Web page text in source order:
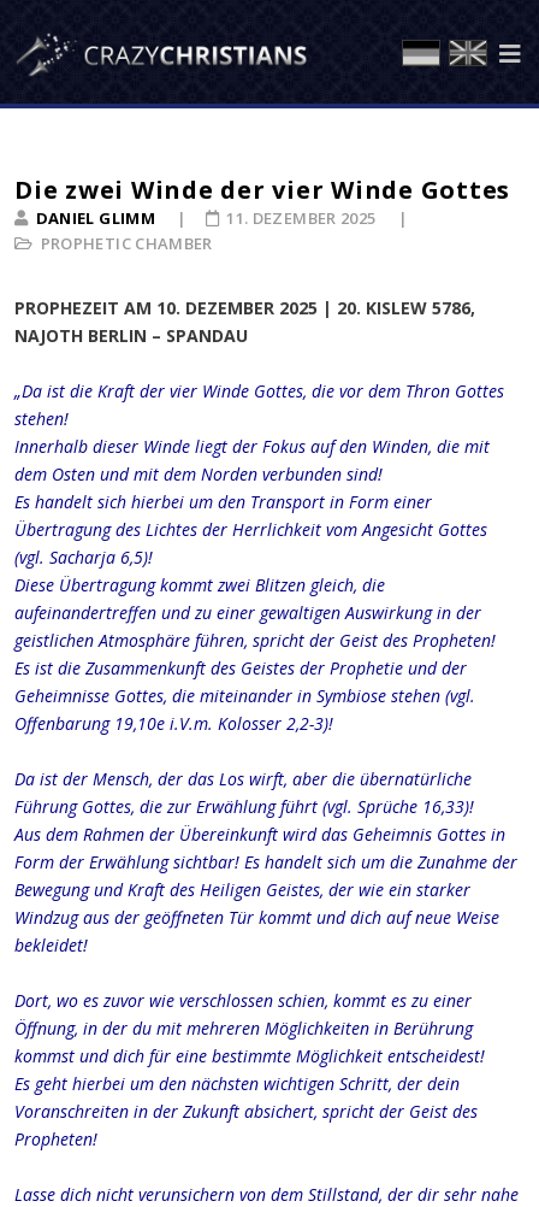
Die zwei Winde der vier Winde Gottes
DANIEL GLIMM
PROPHETIC CHAMBER
11. DEZEMBER 2025
PROPHEZEIT AM 10. DEZEMBER 2025 | 20. KISLEW 5786,
NAJOTH BERLIN – SPANDAU
„Da ist die Kraft der vier Winde Gottes, die vor dem Thron Gottes
stehen!
Innerhalb dieser Winde liegt der Fokus auf den Winden, die mit
dem Osten und mit dem Norden verbunden sind!
Es handelt sich hierbei um den Transport in Form einer
Übertragung des Lichtes der Herrlichkeit vom Angesicht Gottes
(vgl. Sacharja 6,5)!
Diese Übertragung kommt zwei Blitzen gleich, die
aufeinandertreffen und zu einer gewaltigen Auswirkung in der
geistlichen Atmosphäre führen, spricht der Geist des Propheten!
Es ist die Zusammenkunft des Geistes der Prophetie und der
Geheimnisse Gottes, die miteinander in Symbiose stehen (vgl.
Offenbarung 19,10e i.V.m. Kolosser 2,2-3)!
Da ist der Mensch, der das Los wirft, aber die übernatürliche
Führung Gottes, die zur Erwählung führt (vgl. Sprüche 16,33)!
Aus dem Rahmen der Übereinkunft wird das Geheimnis Gottes in
Form der Erwählung sichtbar! Es handelt sich um die Zunahme der
Bewegung und Kraft des Heiligen Geistes, der wie ein starker
Windzug aus der geöffneten Tür kommt und dich auf neue Weise
bekleidet!
Dort, wo es zuvor wie verschlossen schien, kommt es zu einer
Öffnung, in der du mit mehreren Möglichkeiten in Berührung
kommst und dich für eine bestimmte Möglichkeit entscheidest!
Es geht hierbei um den nächsten wichtigen Schritt, der dein
Voranschreiten in der Zukunft absichert, spricht der Geist des
Propheten!
Lasse dich nicht verunsichern von dem Stillstand, der dir sehr nahe